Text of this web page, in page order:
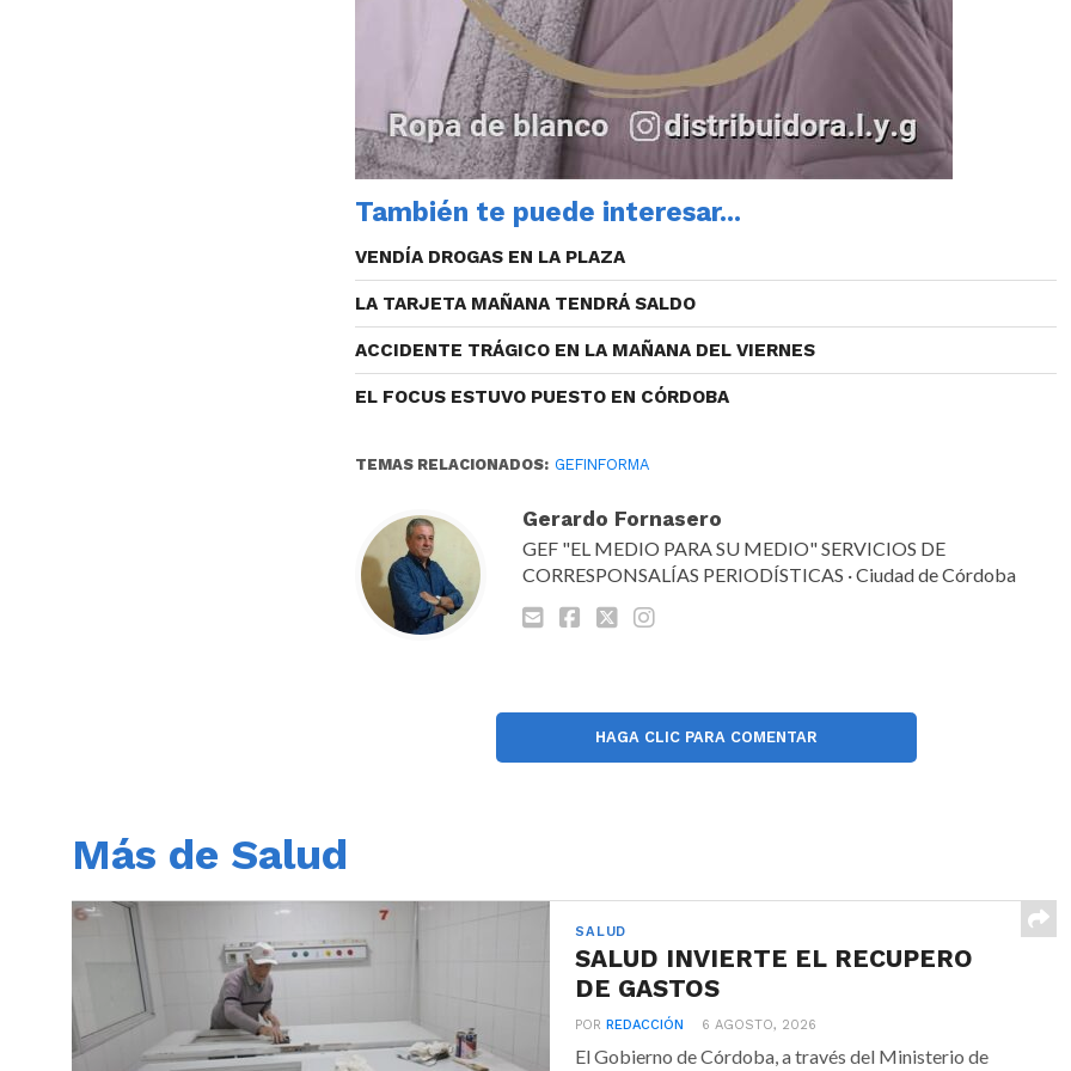
También te puede interesar...
VENDÍA DROGAS EN LA PLAZA
LA TARJETA MAÑANA TENDRÁ SALDO
ACCIDENTE TRÁGICO EN LA MAÑANA DEL VIERNES
EL FOCUS ESTUVO PUESTO EN CÓRDOBA
TEMAS RELACIONADOS: GEFINFORMA
Gerardo Fornasero
GEF "EL MEDIO PARA SU MEDIO" SERVICIOS DE
CORRESPONSALÍAS PERIODÍSTICAS · Ciudad de Córdoba
HAGA CLIC PARA COMENTAR
Más de Salud
SALUD
SALUD INVIERTE EL RECUPERO
DE GASTOS
POR REDACCIÓN 6 AGOSTO, 2026
El Gobierno de Córdoba, a través del Ministerio de